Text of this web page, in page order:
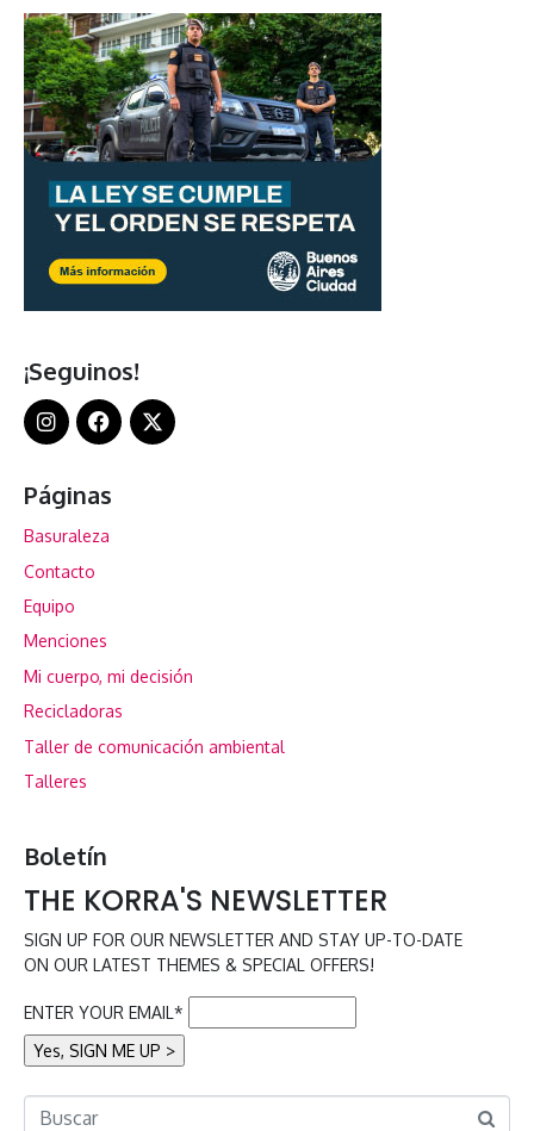
¡Seguinos!
Páginas
Basuraleza
Contacto
Equipo
Menciones
Mi cuerpo, mi decisión
Recicladoras
Taller de comunicación ambiental
Talleres
Boletín
THE KORRA'S NEWSLETTER
SIGN UP FOR OUR NEWSLETTER AND STAY UP-TO-DATE
ON OUR LATEST THEMES & SPECIAL OFFERS!
ENTER YOUR EMAIL*